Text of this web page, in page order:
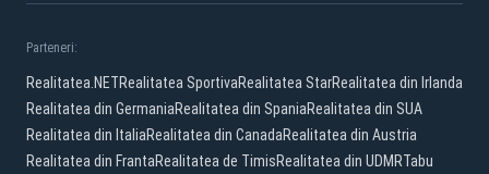
Parteneri:
Realitatea.NETRealitatea SportivaRealitatea StarRealitatea din Irlanda
Realitatea din GermaniaRealitatea din SpaniaRealitatea din SUA
Realitatea din ItaliaRealitatea din CanadaRealitatea din Austria
Realitatea din FrantaRealitatea de TimisRealitatea din UDMRTabu